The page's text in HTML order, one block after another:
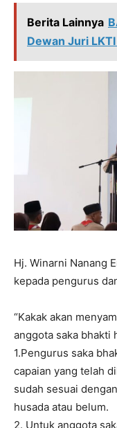
Berita Lainnya
Dewan Juri
Hj. Winarni Nanang
kepada pengurus
“Kakak akan
anggota saka bhakti
1.Pengurus saka
capaian yang telah
sudah sesuai
husada atau belum.
2. Untuk anggota